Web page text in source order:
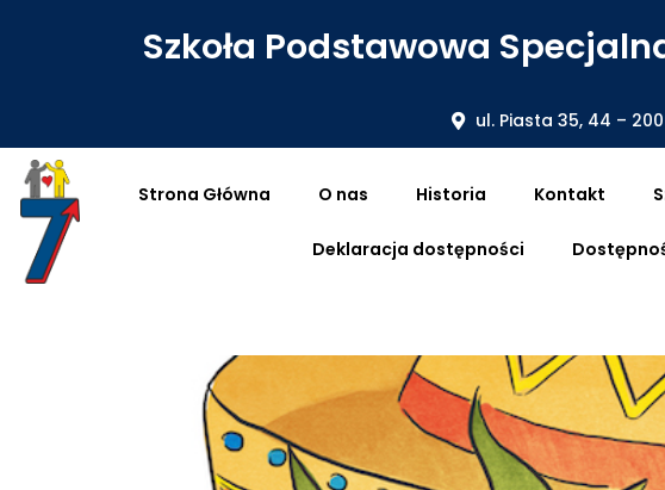
Szkoła Podstawowa
ul. Piasta 35, 44 –
Strona Główna O nas Historia Kontakt
Deklaracja dostępności